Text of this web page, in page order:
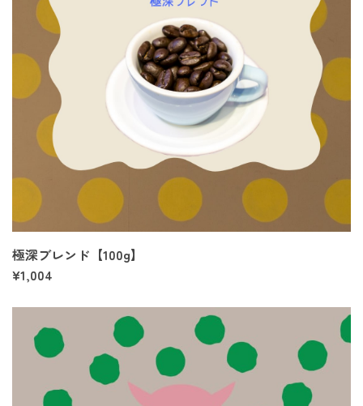
極深ブレンド【100g】
¥1,004